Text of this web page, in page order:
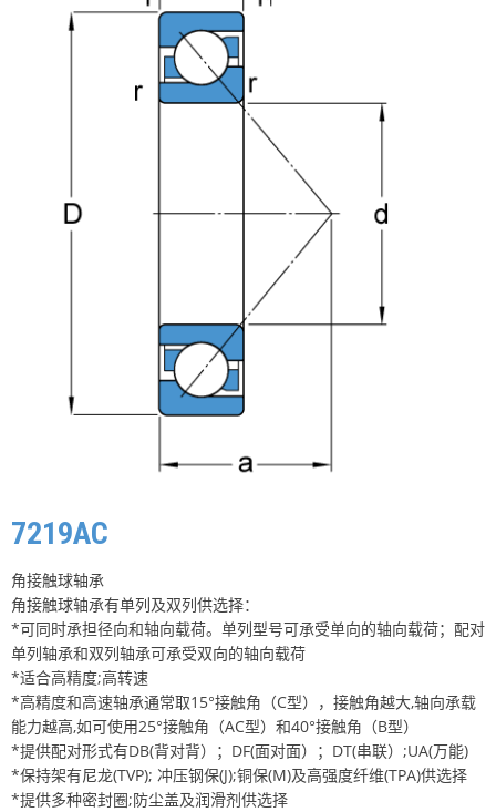
7219AC
角接触球轴承
角接触球轴承有单列及双列供选择：
*可同时承担径向和轴向载荷。单列型号可承受单向的轴向载荷；配对
单列轴承和双列轴承可承受双向的轴向载荷
*适合高精度;高转速
*高精度和高速轴承通常取15°接触角（C型），接触角越大,轴向承载
能力越高,如可使用25°接触角（AC型）和40°接触角（B型）
*提供配对形式有DB(背对背）；DF(面对面）；DT(串联）;UA(万能)
*保持架有尼龙(TVP); 冲压钢保(J);铜保(M)及高强度纤维(TPA)供选择
*提供多种密封圈;防尘盖及润滑剂供选择